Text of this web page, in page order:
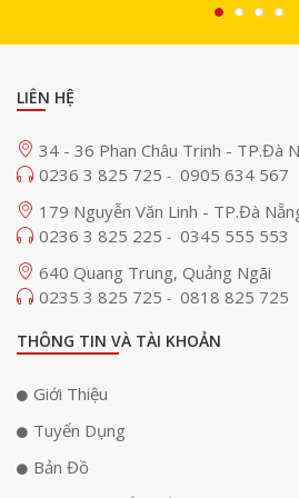
Dung lượng lớn nhưng thiết kế
Với pin dung lượng 10.000mAh,
không cần tìm nguồn điện. Dù có dung
với một bóng bóng. Ưu điểm thiết kế
hoặc balo mà không gây cồng kềnh.
LIÊN HỆ
34 - 36 Phan Châu Trinh - TP.Đà
0236 3 825 725 - 0905 634 567
179 Nguyễn Văn Linh - TP.Đà
0236 3 825 225 - 0345 555 553
640 Quang Trung, Quảng Ngãi
0235 3 825 725 - 0818 825 725
THÔNG TIN VÀ TÀI KHOẢN
Giới Thiệu
Tuyển Dụng
Bản Đồ